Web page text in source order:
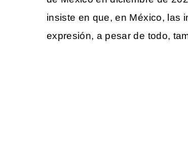
insiste en que, en México, las
expresión, a pesar de todo,
EDICIÓN MÉXICO
SUSCRÍBETE